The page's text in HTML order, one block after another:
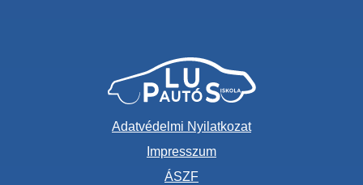
Adatvédelmi Nyilatkozat
Impresszum
ÁSZF